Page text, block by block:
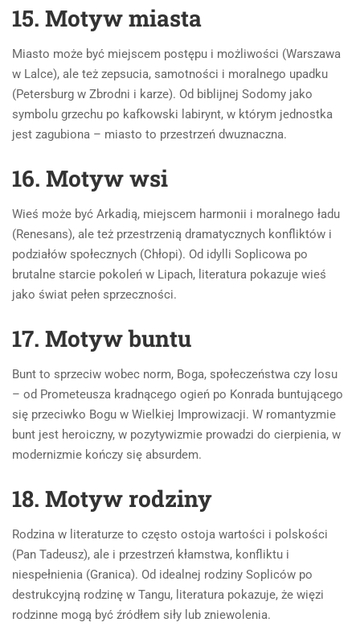
15. Motyw miasta
Miasto może być miejscem postępu i możliwości (Warszawa
w Lalce), ale też zepsucia, samotności i moralnego upadku
(Petersburg w Zbrodni i karze). Od biblijnej Sodomy jako
symbolu grzechu po kafkowski labirynt, w którym jednostka
jest zagubiona – miasto to przestrzeń dwuznaczna.
16. Motyw wsi
Wieś może być Arkadią, miejscem harmonii i moralnego ładu
(Renesans), ale też przestrzenią dramatycznych konfliktów i
podziałów społecznych (Chłopi). Od idylli Soplicowa po
brutalne starcie pokoleń w Lipach, literatura pokazuje wieś
jako świat pełen sprzeczności.
17. Motyw buntu
Bunt to sprzeciw wobec norm, Boga, społeczeństwa czy losu
– od Prometeusza kradnącego ogień po Konrada buntującego
się przeciwko Bogu w Wielkiej Improwizacji. W romantyzmie
bunt jest heroiczny, w pozytywizmie prowadzi do cierpienia, w
modernizmie kończy się absurdem.
18. Motyw rodziny
Rodzina w literaturze to często ostoja wartości i polskości
(Pan Tadeusz), ale i przestrzeń kłamstwa, konfliktu i
niespełnienia (Granica). Od idealnej rodziny Sopliców po
destrukcyjną rodzinę w Tangu, literatura pokazuje, że więzi
rodzinne mogą być źródłem siły lub zniewolenia.